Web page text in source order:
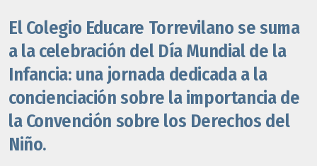
El Colegio Educare Torrevilano se suma
a la celebración del Día Mundial de la
Infancia: una jornada dedicada a la
concienciación sobre la importancia de
la Convención sobre los Derechos del
Niño.